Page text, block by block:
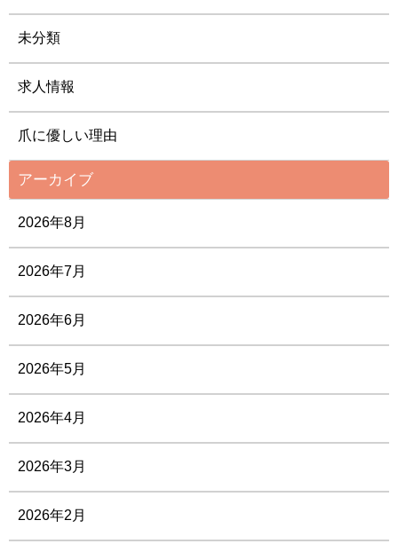
未分類
求人情報
爪に優しい理由
アーカイブ
2026年8月
2026年7月
2026年6月
2026年5月
2026年4月
2026年3月
2026年2月